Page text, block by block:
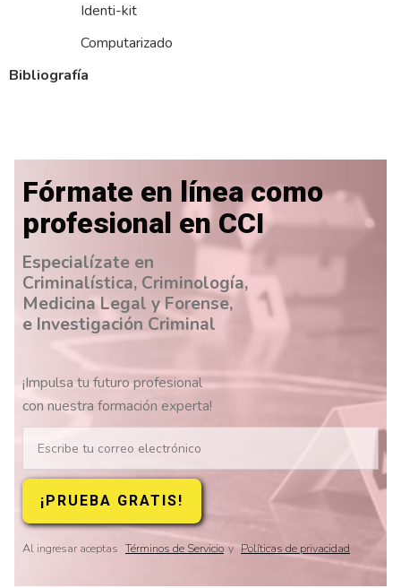
Identi-kit
Computarizado
Bibliografía
Fórmate en línea como
profesional en CCI
Especialízate en
Criminalística, Criminología,
Medicina Legal y Forense,
e Investigación Criminal
¡Impulsa tu futuro profesional
con nuestra formación experta!
Al ingresar aceptas Términos de Servicio y Políticas de privacidad